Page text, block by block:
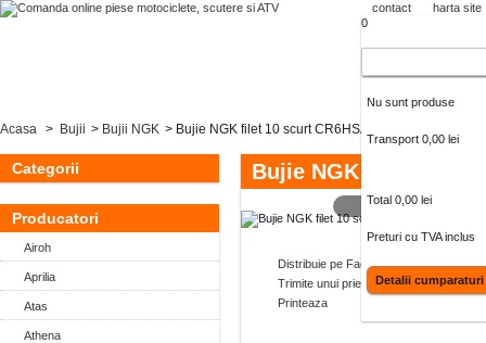
contact
harta site
0
Nu sunt produse
Transport 0,00 lei
Total 0,00 lei
Preturi cu TVA inclus
Detalii cumparaturi
Categorii
Producatori
Airoh
Aprilia
Atas
Athena
Acasa > Bujii > Bujii NGK > Bujie NGK filet 10 scurt CR6HSA
Bujie NGK filet 10
MAI MARE
Distribuie pe Facebook
Trimite unui prieten
Printeaza